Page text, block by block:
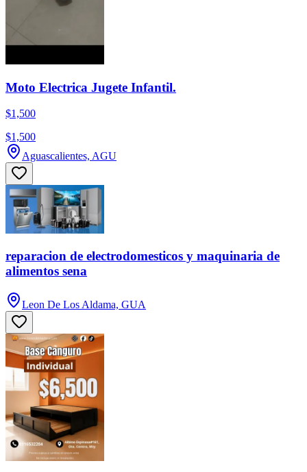
Moto Electrica Jugete Infantil.
$1,500
$1,500
Aguascalientes, AGU
reparacion de electrodomesticos y maquinaria de
alimentos sena
Leon De Los Aldama, GUA